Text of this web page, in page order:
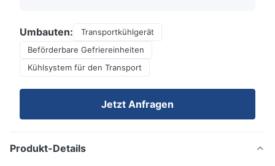
Umbauten:
Transportkühlgerät
Beförderbare Gefriereinheiten
Kühlsystem für den Transport
Jetzt Anfragen
Produkt-Details